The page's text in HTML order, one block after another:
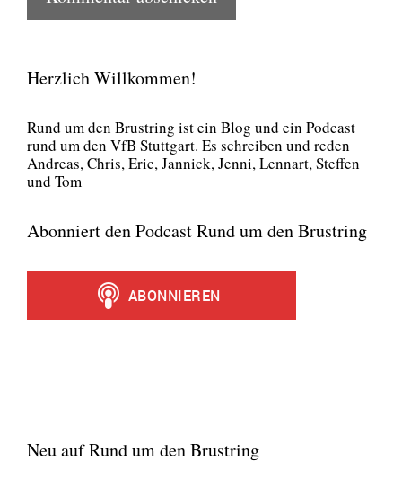
Herzlich Willkommen!
Rund um den Brust­ring ist ein Blog und ein Pod­cast
rund um den VfB Stutt­gart. Es schrei­ben und reden
Andre­as, Chris, Eric, Jan­nick, Jen­ni, Lenn­art, Stef­fen
und Tom
Abonniert den Podcast Rund um den Brustring
Neu auf Rund um den Brustring